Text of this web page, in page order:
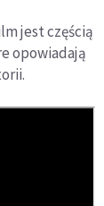
jest częścią
opowiadają